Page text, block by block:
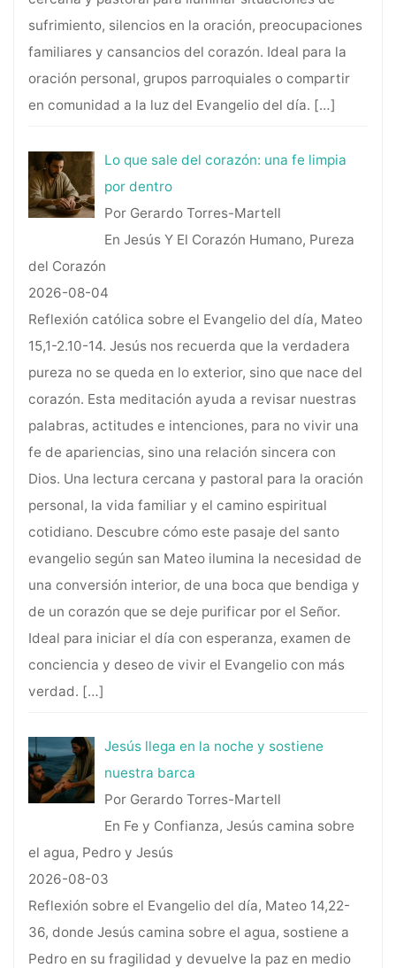
sufrimiento, silencios en la oración, preocupaciones
familiares y cansancios del corazón. Ideal para la
oración personal, grupos parroquiales o compartir
en comunidad a la luz del Evangelio del día. […]
Lo que sale del corazón: una fe limpia
por dentro
Por Gerardo Torres-Martell
En Jesús Y El Corazón Humano, Pureza
del Corazón
2026-08-04
Reflexión católica sobre el Evangelio del día, Mateo
15,1-2.10-14. Jesús nos recuerda que la verdadera
pureza no se queda en lo exterior, sino que nace del
corazón. Esta meditación ayuda a revisar nuestras
palabras, actitudes e intenciones, para no vivir una
fe de apariencias, sino una relación sincera con
Dios. Una lectura cercana y pastoral para la oración
personal, la vida familiar y el camino espiritual
cotidiano. Descubre cómo este pasaje del santo
evangelio según san Mateo ilumina la necesidad de
una conversión interior, de una boca que bendiga y
de un corazón que se deje purificar por el Señor.
Ideal para iniciar el día con esperanza, examen de
conciencia y deseo de vivir el Evangelio con más
verdad. […]
Jesús llega en la noche y sostiene
nuestra barca
Por Gerardo Torres-Martell
En Fe y Confianza, Jesús camina sobre
el agua, Pedro y Jesús
2026-08-03
Reflexión sobre el Evangelio del día, Mateo 14,22-
36, donde Jesús camina sobre el agua, sostiene a
Pedro en su fragilidad y devuelve la paz en medio